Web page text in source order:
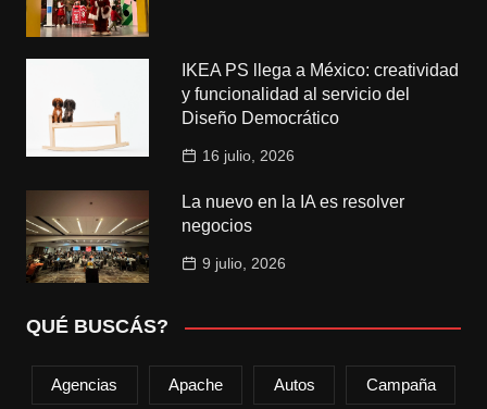
IKEA PS llega a México: creatividad
y funcionalidad al servicio del
Diseño Democrático
16 julio, 2026
La nuevo en la IA es resolver
negocios
9 julio, 2026
QUÉ BUSCÁS?
Agencias Apache Autos Campaña